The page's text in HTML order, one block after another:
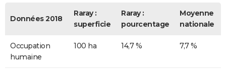
Données 2018
Raray :
superficie
Raray :
pourcentage
Moyenne
nationale
Occupation
humaine
100 ha 14,7 % 7,7 %